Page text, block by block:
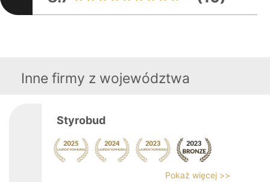
Inne firmy z województwa
Styrobud
Pokaż więcej >>